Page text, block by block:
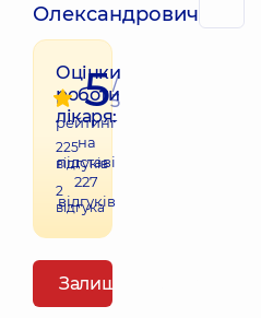
Олександрович
Оцінки
роботи
лікаря:
225
відгуків
2
відгука
5/
5
рейтинг
на
підставі
227
відгуків
Залишити відгук